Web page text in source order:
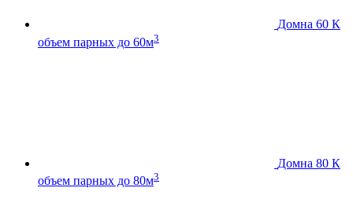
Домна 60 К
объем парных до 60м3
Домна 80 К
объем парных до 80м3